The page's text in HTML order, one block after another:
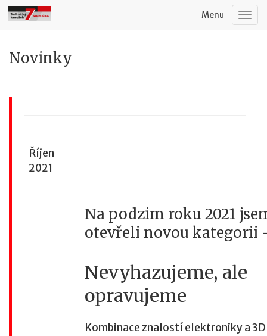
Menu
Novinky
Říjen
2021
Na podzim roku 2021
otevřeli novou kategorii
Nevyhazujeme, ale
opravujeme
Kombinace znalostí elektroniky a